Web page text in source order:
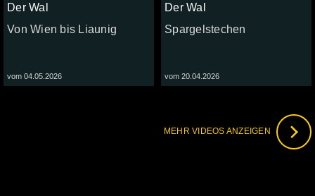
Der Wal
Von Wien bis Liaunig
vom 04.05.2026
Der Wal
Spargelstechen
vom 20.04.2026
MEHR VIDEOS ANZEIGEN